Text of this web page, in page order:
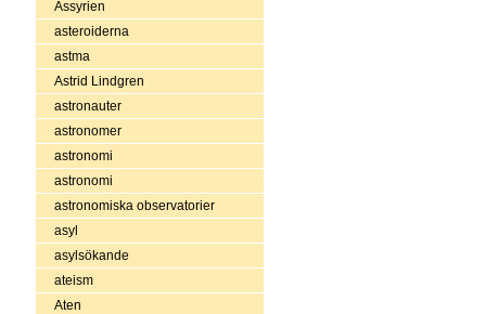
Assyrien
asteroiderna
astma
Astrid Lindgren
astronauter
astronomer
astronomi
astronomi
astronomiska observatorier
asyl
asylsökande
ateism
Aten